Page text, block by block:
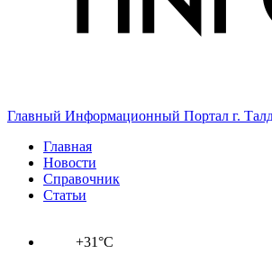
Главный Информационный Портал г.
Главная
Новости
Справочник
Статьи
+31°C